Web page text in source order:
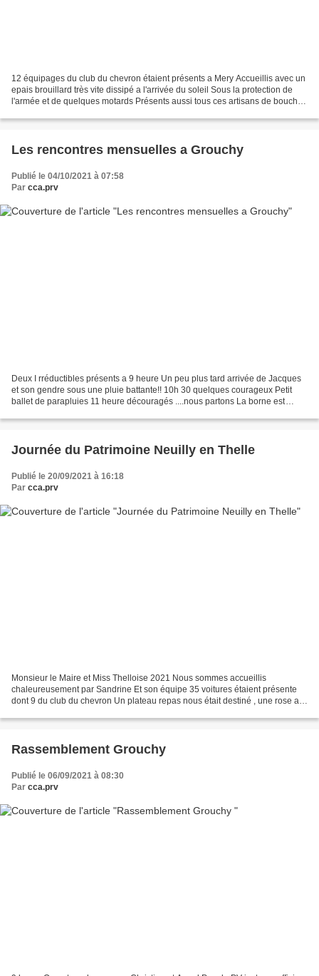
12 équipages du club du chevron étaient présents a Mery Accueillis avec un
epais brouillard très vite dissipé a l'arrivée du soleil Sous la protection de
l'armée et de quelques motards Présents aussi tous ces artisans de bouche
Les rencontres mensuelles a Grouchy
Publié le 04/10/2021 à 07:58
Par cca.prv
Deux I rréductibles présents a 9 heure Un peu plus tard arrivée de Jacques
et son gendre sous une pluie battante!! 10h 30 quelques courageux Petit
ballet de parapluies 11 heure découragés ....nous partons La borne est
Journée du Patrimoine Neuilly en Thelle
Publié le 20/09/2021 à 16:18
Par cca.prv
Monsieur le Maire et Miss Thelloise 2021 Nous sommes accueillis
chaleureusement par Sandrine Et son équipe 35 voitures étaient présente
dont 9 du club du chevron Un plateau repas nous était destiné , une rose a
Rassemblement Grouchy
Publié le 06/09/2021 à 08:30
Par cca.prv